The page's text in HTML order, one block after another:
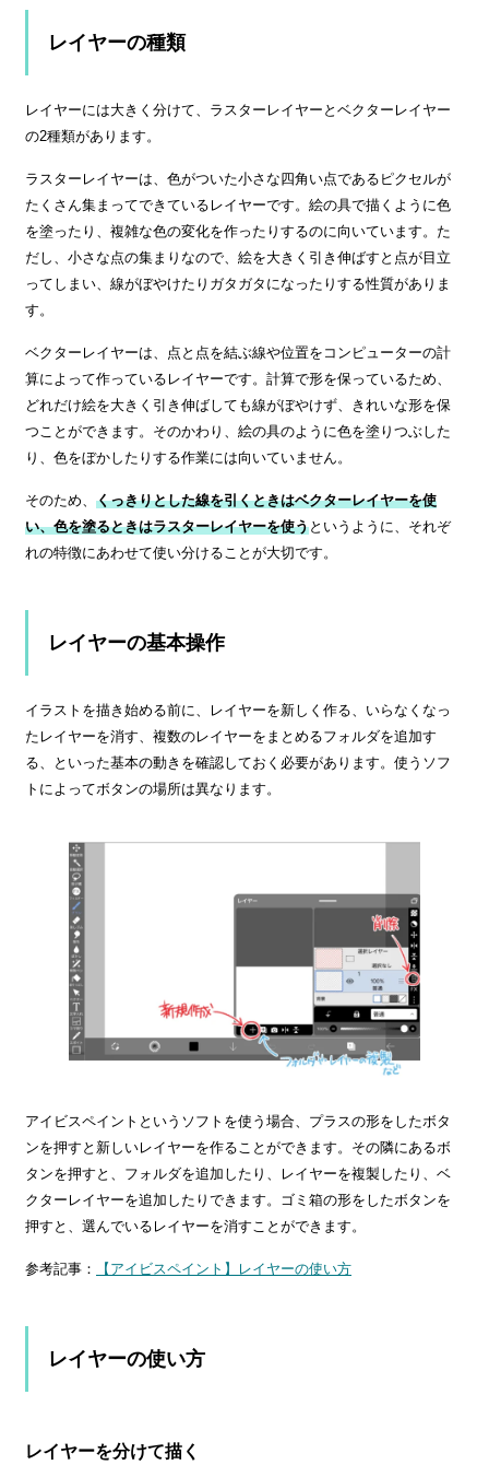
レイヤーの種類
レイヤーには大きく分けて、ラスターレイヤーとベクターレイヤー
の2種類があります。
ラスターレイヤーは、色がついた小さな四角い点であるピクセルが
たくさん集まってできているレイヤーです。絵の具で描くように色
を塗ったり、複雑な色の変化を作ったりするのに向いています。た
だし、小さな点の集まりなので、絵を大きく引き伸ばすと点が目立
ってしまい、線がぼやけたりガタガタになったりする性質がありま
す。
ベクターレイヤーは、点と点を結ぶ線や位置をコンピューターの計
算によって作っているレイヤーです。計算で形を保っているため、
どれだけ絵を大きく引き伸ばしても線がぼやけず、きれいな形を保
つことができます。そのかわり、絵の具のように色を塗りつぶした
り、色をぼかしたりする作業には向いていません。
そのため、 くっきりとした線を引くときはベクターレイヤーを使
い、色を塗るときはラスターレイヤーを使うというように、それぞ
れの特徴にあわせて使い分けることが大切です。
レイヤーの基本操作
イラストを描き始める前に、レイヤーを新しく作る、いらなくなっ
たレイヤーを消す、複数のレイヤーをまとめるフォルダを追加す
る、といった基本の動きを確認しておく必要があります。使うソフ
トによってボタンの場所は異なります。
アイビスペイントというソフトを使う場合、プラスの形をしたボタ
ンを押すと新しいレイヤーを作ることができます。その隣にあるボ
タンを押すと、フォルダを追加したり、レイヤーを複製したり、ベ
クターレイヤーを追加したりできます。ゴミ箱の形をしたボタンを
押すと、選んでいるレイヤーを消すことができます。
参考記事： 【アイビスペイント】レイヤーの使い方
レイヤーの使い方
レイヤーを分けて描く